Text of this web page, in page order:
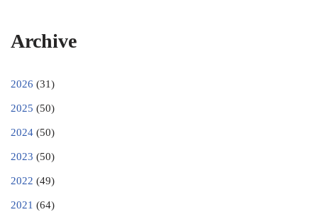
Archive
2026 (31)
2025 (50)
2024 (50)
2023 (50)
2022 (49)
2021 (64)